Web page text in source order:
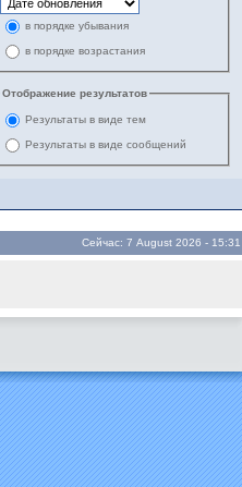
в порядке убывания
в порядке возрастания
Отображение результатов
Результаты в виде тем
Результаты в виде сообщений
Сейчас: 7 August 2026 - 15:31